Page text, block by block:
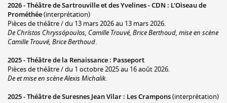
2026 -Théâtre de Sartrouville et des Yvelines - CDN : L'Oiseau de
Prométhée(interprétation)
Pièces de théâtre / du 13 mars 2026 au 13 mars 2026.
De Chrístos Chryssópoulos, Camille Trouvé, Brice Berthoud, mise en scène
Camille Trouvé, Brice Berthoud.
2025 -Théâtre de la Renaissance : Passeport
Pièces de théâtre / du 1 octobre 2025 au 16 août 2026.
De et mise en scène Alexis Michalik.
2025 -Théâtre de Suresnes Jean Vilar : Les Crampons(interprétation)